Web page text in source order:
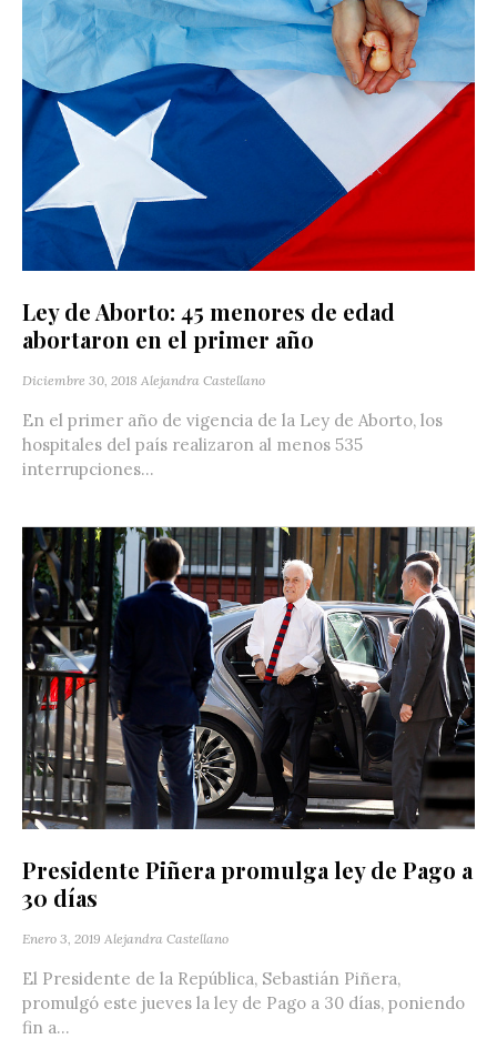
Ley de Aborto: 45 menores de edad
abortaron en el primer año
Diciembre 30, 2018 Alejandra Castellano
En el primer año de vigencia de la Ley de Aborto, los
hospitales del país realizaron al menos 535
interrupciones...
Presidente Piñera promulga ley de Pago a
30 días
Enero 3, 2019 Alejandra Castellano
El Presidente de la República, Sebastián Piñera,
promulgó este jueves la ley de Pago a 30 días, poniendo
fin a...